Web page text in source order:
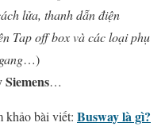
lửa, thanh dẫn điện
Tap off box và các loại phụ
…)
Siemens…
khảo bài viết: Busway là gì?